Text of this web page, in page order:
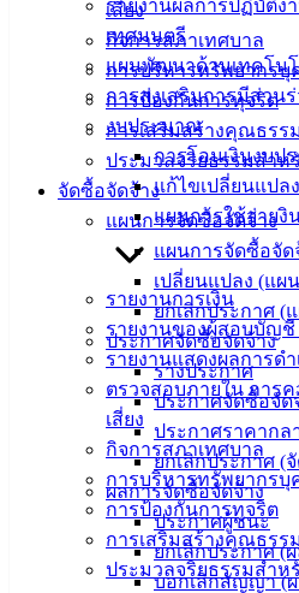
เสี่ยง
กิจการสภาเทศบาล
การบริหารทรัพยากรบุ
การป้องกันการทุจริต
การเสริมสร้างคุณธรร
ประมวลจริยธรรมสำห
จัดซื้อจัดจ้าง
แผนการจัดซื้อจัดจ้าง
แผนการจัดซื้อจัด
เปลี่ยนแปลง (แผ
ยกเลิกประกาศ (
ประกาศจัดซื้อจัดจ้าง
ร่างประกาศ
ประกาศจัดซื้อจัด
ประกาศราคากล
ยกเลิกประกาศ (
ผลการจัดซื้อจัดจ้าง
ประกาศผู้ชนะ
ยกเลิกประกาศ (
บอกเลิกสัญญา (
รายงานผลการปฏิบัติง
เทศมนตรี
แผนพัฒนาด้านเทคโน
การส่งเสริมการมีส่วน
งบประมาณ
การโอนเงินงบป
แก้ไขเปลี่ยนแป
แผนการใช้จ่ายงิ
รายงานการเงิน
รายงานของผู้สอบบัญชี
รายงานแสดงผลการด
ตรวจสอบภายใน การ
เสี่ยง
กิจการสภาเทศบาล
การบริหารทรัพยากรบุ
การป้องกันการทุจริต
การเสริมสร้างคุณธรร
ประมวลจริยธรรมสำห
เทศบาล
สายตรง
ประวัติ
หัวหน้า
ส่วน
ราชการ
สภา
เทศบาล
สงวนลิขสิทธิ์ © 2563 เทศบาลเมือง
angsilacity.go.th | Powered by